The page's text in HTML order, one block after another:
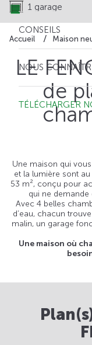
CONSEILS
NOUS
TÉLÉCHARGER
Accueil Maison
LE
de
Une maison qui
et la lumière sont
53 m², conçu pour
qui ne demande
Avec 4 belles
d’eau, chacun
malin, un garage
Une maison où
1 garage